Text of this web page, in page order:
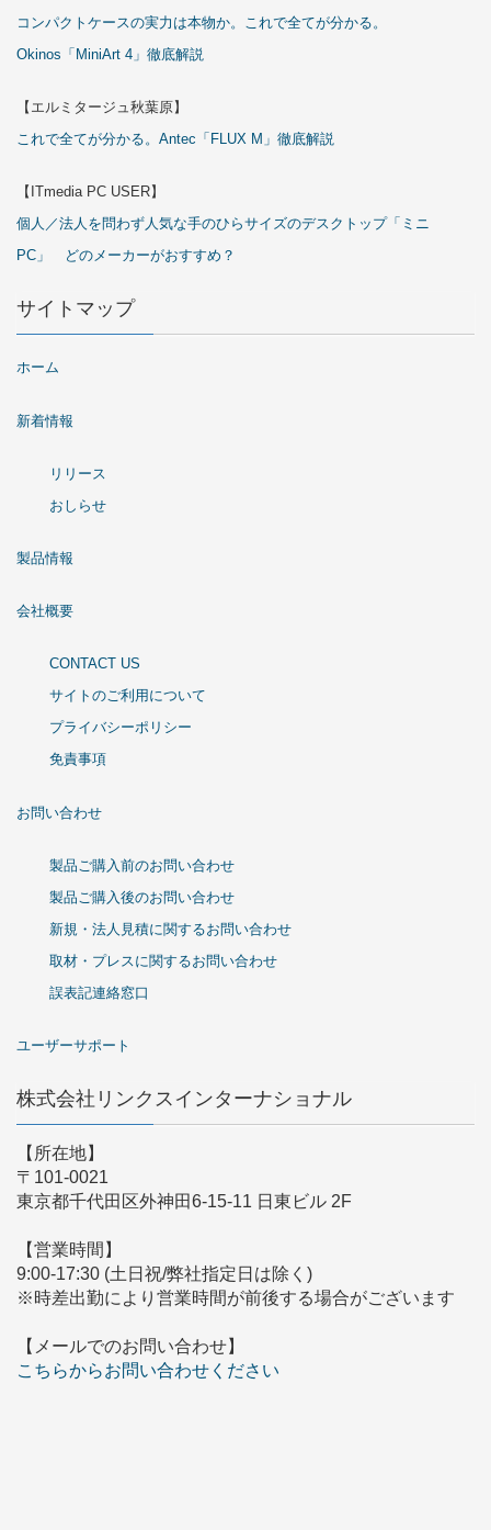
コンパクトケースの実力は本物か。これで全てが分かる。
Okinos「MiniArt 4」徹底解説
【エルミタージュ秋葉原】
これで全てが分かる。Antec「FLUX M」徹底解説
【ITmedia PC USER】
個人／法人を問わず人気な手のひらサイズのデスクトップ「ミニ
PC」 どのメーカーがおすすめ？
サイトマップ
ホーム
新着情報
リリース
おしらせ
製品情報
会社概要
CONTACT US
サイトのご利用について
プライバシーポリシー
免責事項
お問い合わせ
製品ご購入前のお問い合わせ
製品ご購入後のお問い合わせ
新規・法人見積に関するお問い合わせ
取材・プレスに関するお問い合わせ
誤表記連絡窓口
ユーザーサポート
株式会社リンクスインターナショナル
【所在地】
〒101-0021
東京都千代田区外神田6-15-11 日東ビル 2F
【営業時間】
9:00-17:30 (土日祝/弊社指定日は除く)
※時差出勤により営業時間が前後する場合がございます
【メールでのお問い合わせ】
こちらからお問い合わせください